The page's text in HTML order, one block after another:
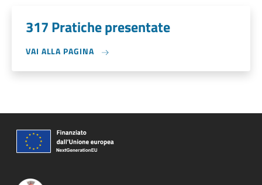
317 Pratiche presentate
VAI ALLA PAGINA